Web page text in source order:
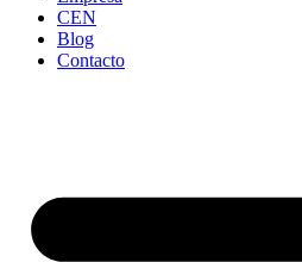
CEN
Blog
Contacto